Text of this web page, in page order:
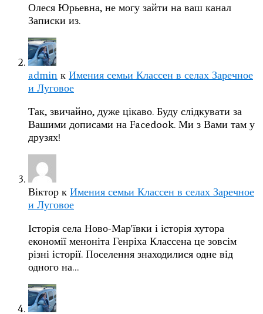
Олеся Юрьевна, не могу зайти на ваш канал
Записки из.
admin к Имения семьи Классен в селах Заречное
и Луговое
Так, звичайно, дуже цікаво. Буду слідкувати за
Вашими дописами на Facedook. Ми з Вами там у
друзях!
Віктор к Имения семьи Классен в селах Заречное
и Луговое
Історія села Ново-Мар'ївки і історія хутора
економії меноніта Генріха Классена це зовсім
різні історії. Поселення знаходилися одне від
одного на…